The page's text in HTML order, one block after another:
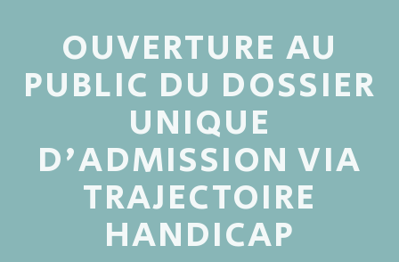
OUVERTURE AU
PUBLIC DU DOSSIER
UNIQUE
D'ADMISSION VIA
TRAJECTOIRE
HANDICAP